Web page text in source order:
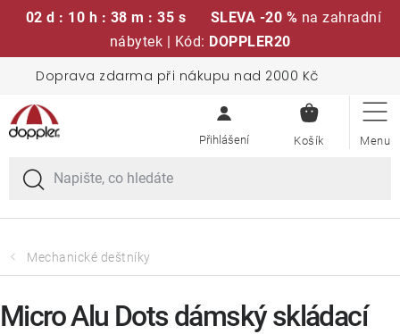
02 d : 10 h : 38 m : 35 s SLEVA -20 % na zahradní
nábytek | Kód: DOPPLER20
obsah
Doprava zdarma při nákupu nad 2000 Kč
KOŠÍK
Sedací soupravy
Slunečníky
Křesla a židle
Mechanické deštníky
Micro Alu Dots dámský skládací